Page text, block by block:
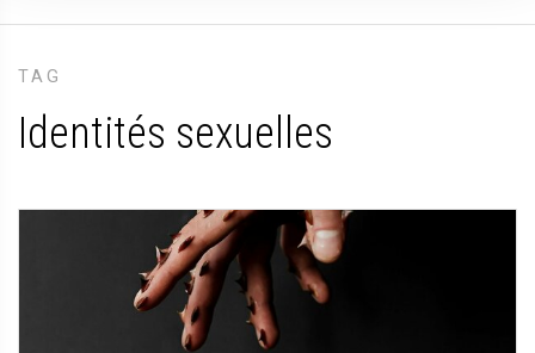
TAG
Identités sexuelles